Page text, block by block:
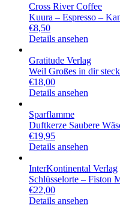
Cross River Coffee
Kuura – Espresso –
€8,50
Details ansehen
Gratitude Verlag
Weil Großes in dir
€18,00
Details ansehen
Sparflamme
Duftkerze Saubere
€19,95
Details ansehen
InterKontinental Verlag
Schlüsselorte – Fiston
€22,00
Details ansehen